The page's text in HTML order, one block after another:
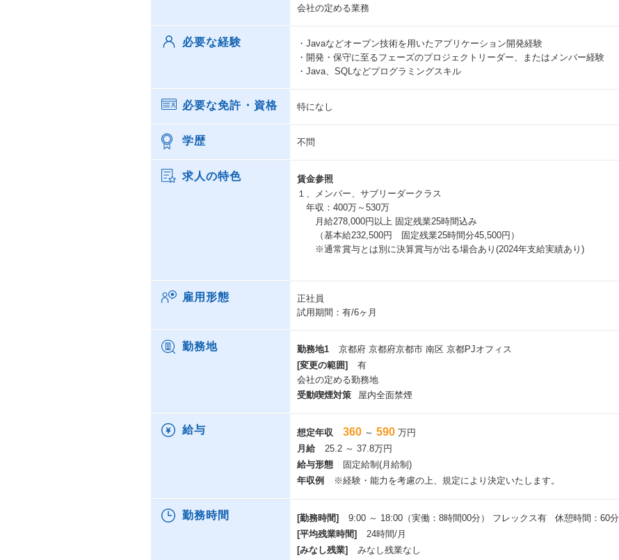
会社の定める業務
必要な経験
・Javaなどオープン技術を用いたアプリケーション開発経験
・開発・保守に至るフェーズのプロジェクトリーダー、またはメンバー経験
・Java、SQLなどプログラミングスキル
必要な免許・資格 特になし
学歴 不問
求人の特色
賃金参照
１、メンバー、サブリーダークラス
年収：400万～530万
月給278,000円以上 固定残業25時間込み
（基本給232,500円 固定残業25時間分45,500円）
※通常賞与とは別に決算賞与が出る場合あり(2024年支給実績あり)
雇用形態
正社員
試用期間：有/6ヶ月
勤務地 勤務地1
京都府 京都府京都市 南区 京都PJオフィス
[変更の範囲]
有
会社の定める勤務地
受動喫煙対策
屋内全面禁煙
給与 想定年収 360 ～ 590 万円
月給
25.2 ～ 37.8万円
給与形態
固定給制(月給制)
年収例
※経験・能力を考慮の上、規定により決定いたします。
勤務時間 [勤務時間]
9:00 ～ 18:00（実働：8時間00分） フレックス有 休憩時間：60分
[平均残業時間]
24時間/月
[みなし残業]
みなし残業なし